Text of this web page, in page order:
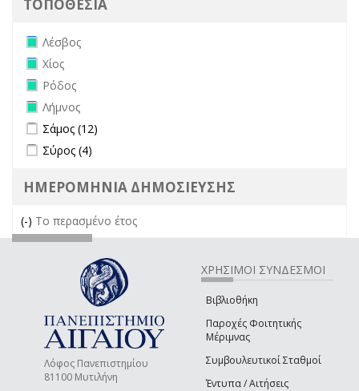
ΤΟΠΟΘΕΣΙΑ
Remove Λέσβος filter
Λέσβος
Remove Χίος filter
Χίος
Remove Ρόδος filter
Ρόδος
Remove Λήμνος filter
Λήμνος
Apply Σάμος filter
Σάμος (12)
Apply Σύρος filter
Σύρος (4)
ΗΜΕΡΟΜΗΝΙΑ ΔΗΜΟΣΙΕΥΣΗΣ
(-) Remove Το περασμένο έτος filter
Το περασμένο έτος
Λόφος Πανεπιστημίου
81100 Μυτιλήνη
ΧΡΗΣΙΜΟΙ ΣΥΝΔΕΣΜΟΙ
Βιβλιοθήκη
Παροχές Φοιτητικής
Μέριμνας
Συμβουλευτικοί Σταθμοί
Έντυπα / Αιτήσεις